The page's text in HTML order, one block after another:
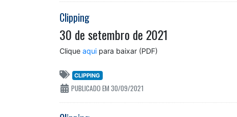
Clipping
30 de setembro de 2021
Clique aqui para baixar (PDF)
CLIPPING
PUBLICADO EM 30/09/2021